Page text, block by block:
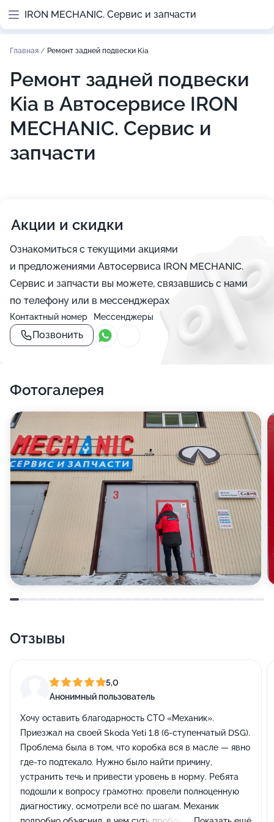
IRON MECHANIC. Сервис и запчасти
Главная / Ремонт задней подвески Kia
Ремонт задней подвески
Kia в Автосервисе IRON
MECHANIC. Сервис и
запчасти
Акции и скидки
Ознакомиться с текущими акциями
и предложениями Автосервиса IRON MECHANIC.
Сервис и запчасти вы можете, связавшись с нами
по телефону или в мессенджерах
Контактный номер
Позвонить
Мессенджеры
Фотогалерея
Отзывы
5,0
Анонимный пользователь
Хочу оставить благодарность СТО «Механик».
Приезжал на своей Skoda Yeti 1.8 (6-ступенчатый DSG).
Проблема была в том, что коробка вся в масле — явно
где-то подтекало. Нужно было найти причину,
устранить течь и привести уровень в норму. Ребята
подошли к вопросу грамотно: провели полноценную
диагностику, осмотрели всё по шагам. Механик